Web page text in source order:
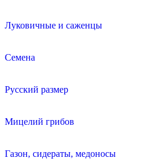
Луковичные и саженцы
Семена
Русский размер
Мицелий грибов
Газон, сидераты, медоносы